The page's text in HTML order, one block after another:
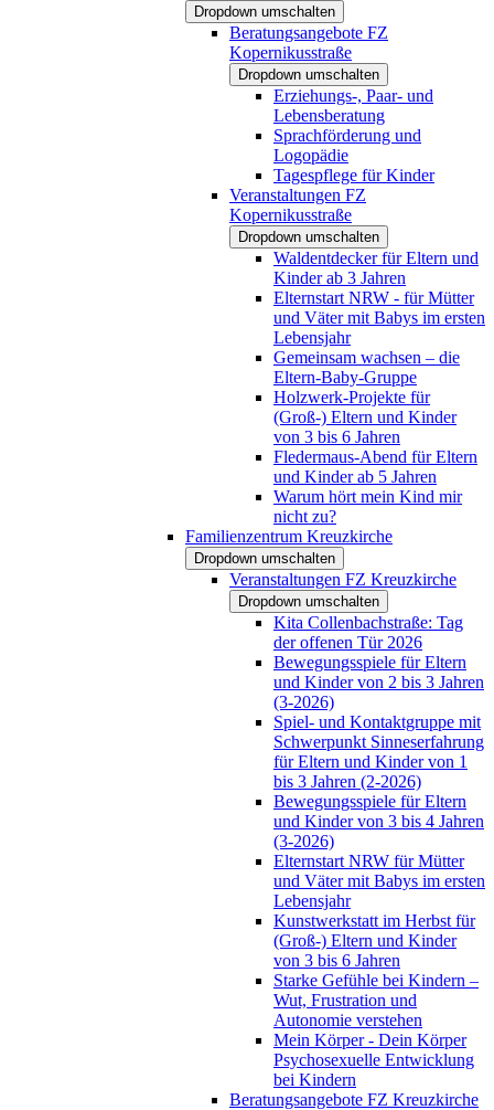
Dropdown umschalten
Beratungsangebote FZ
Kopernikusstraße
Dropdown umschalten
Erziehungs-, Paar- und
Lebensberatung
Sprachförderung und
Logopädie
Tagespflege für Kinder
Veranstaltungen FZ
Kopernikusstraße
Dropdown umschalten
Waldentdecker für Eltern und
Kinder ab 3 Jahren
Elternstart NRW - für Mütter
und Väter mit Babys im ersten
Lebensjahr
Gemeinsam wachsen – die
Eltern-Baby-Gruppe
Holzwerk-Projekte für
(Groß-) Eltern und Kinder
von 3 bis 6 Jahren
Fledermaus-Abend für Eltern
und Kinder ab 5 Jahren
Warum hört mein Kind mir
nicht zu?
Familienzentrum Kreuzkirche
Dropdown umschalten
Veranstaltungen FZ Kreuzkirche
Dropdown umschalten
Kita Collenbachstraße: Tag
der offenen Tür 2026
Bewegungsspiele für Eltern
und Kinder von 2 bis 3 Jahren
(3-2026)
Spiel- und Kontaktgruppe mit
Schwerpunkt Sinneserfahrung
für Eltern und Kinder von 1
bis 3 Jahren (2-2026)
Bewegungsspiele für Eltern
und Kinder von 3 bis 4 Jahren
(3-2026)
Elternstart NRW für Mütter
und Väter mit Babys im ersten
Lebensjahr
Kunstwerkstatt im Herbst für
(Groß-) Eltern und Kinder
von 3 bis 6 Jahren
Starke Gefühle bei Kindern –
Wut, Frustration und
Autonomie verstehen
Mein Körper - Dein Körper
Psychosexuelle Entwicklung
bei Kindern
Beratungsangebote FZ Kreuzkirche